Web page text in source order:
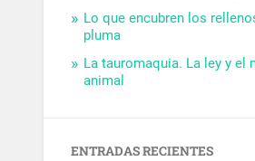
Lo que encubren los
pluma
La tauromaquia. La ley y el
animal
ENTRADAS RECIENTES